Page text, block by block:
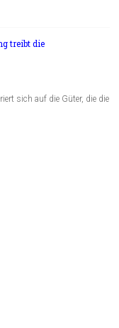
treibt die
sich auf die Güter, die die